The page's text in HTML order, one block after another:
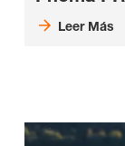
Leer Más